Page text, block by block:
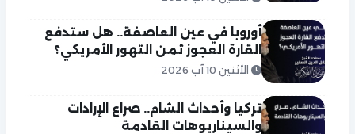
أوروبا في عين العاصفة.. هل ستدفع
القارة العجوز ثمن التهور الأمريكي؟
الأثنين 10 آب 2026
تركيا وأحداث الشام.. صراع الإرادات
والسيناريوهات القادمة